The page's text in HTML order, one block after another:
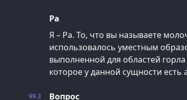
Ра
Я – Ра. То, что вы называете
использовалось уместным
выполненной для областей
которое у данной сущности есть
99.3
Вопрос